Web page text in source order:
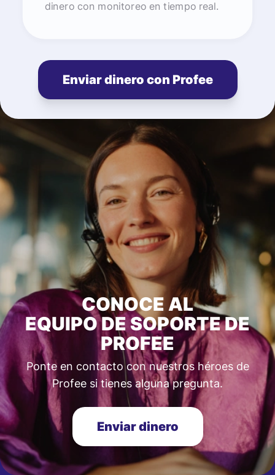
dinero con monitoreo en tiempo real.
Enviar dinero con Profee
CONOCE AL
EQUIPO DE SOPORTE DE
PROFEE
Ponte en contacto con nuestros héroes de
Profee si tienes alguna pregunta.
Enviar dinero